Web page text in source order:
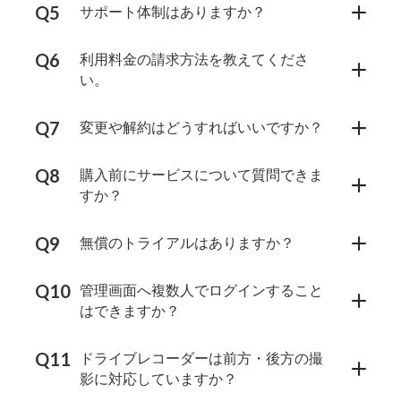
サポート体制はありますか？
利用料金の請求方法を教えてくださ
い。
変更や解約はどうすればいいですか？
購入前にサービスについて質問できま
すか？
無償のトライアルはありますか？
管理画面へ複数人でログインすること
はできますか？
ドライブレコーダーは前方・後方の撮
影に対応していますか？